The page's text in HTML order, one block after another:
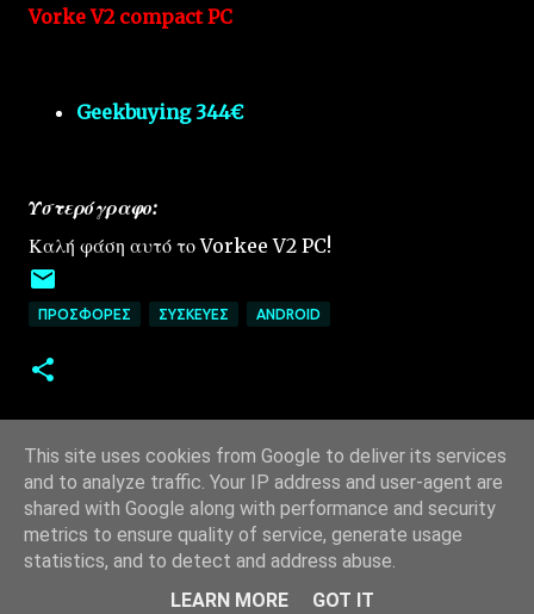
Vorke V2 compact PC
Geekbuying 344€
Υστερόγραφο:
Καλή φάση αυτό το Vorkee V2 PC!
ΠΡΟΣΦΟΡΈΣ ΣΥΣΚΕΥΈΣ ANDROID
Από το Blogger
This site uses cookies from Google to deliver its services
and to analyze traffic. Your IP address and user-agent are
shared with Google along with performance and security
metrics to ensure quality of service, generate usage
statistics, and to detect and address abuse.
LEARN MORE
GOT IT